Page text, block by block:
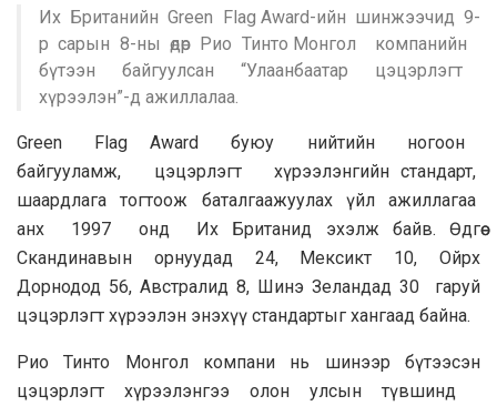
Их Британийн Green Flag Award-ийн шинжээчид 9-
р сарын 8-ны өдөр Рио Тинто Монгол компанийн
бүтээн байгуулсан “Улаанбаатар цэцэрлэгт
хүрээлэн”-д ажиллалаа.
Green Flag Award буюу нийтийн ногоон
байгууламж, цэцэрлэгт хүрээлэнгийн стандарт,
шаардлага тогтоож баталгаажуулах үйл ажиллагаа
анх 1997 онд Их Британид эхэлж байв. Өдгөө
Скандинавын орнуудад 24, Мексикт 10, Ойрх
Дорнодод 56, Австралид 8, Шинэ Зеландад 30 гаруй
цэцэрлэгт хүрээлэн энэхүү стандартыг хангаад байна.
Рио Тинто Монгол компани нь шинээр бүтээсэн
цэцэрлэгт хүрээлэнгээ олон улсын түвшинд